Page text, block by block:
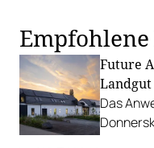
Empfohlene
Future
Das